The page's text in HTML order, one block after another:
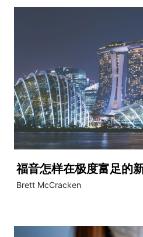
福音怎样在极度富足的
Brett McCracken